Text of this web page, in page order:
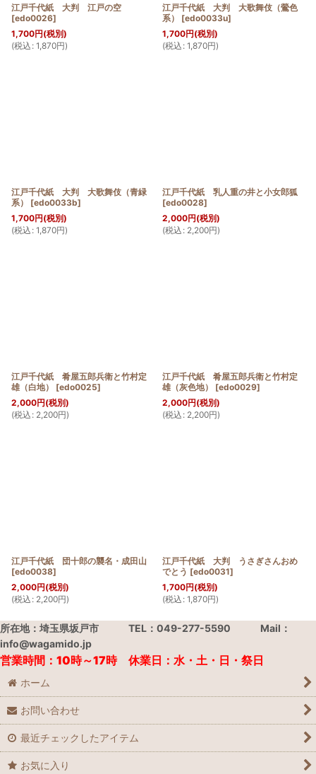
江戸千代紙 大判 江戸の空
[edo0026]
1,700円(税別)
(税込 : 1,870円)
江戸千代紙 大判 大歌舞伎（鶯色
系）
[edo0033u]
1,700円(税別)
(税込 : 1,870円)
江戸千代紙 大判 大歌舞伎（青緑
系）
[edo0033b]
1,700円(税別)
(税込 : 1,870円)
江戸千代紙 乳人重の井と小女郎狐
[edo0028]
2,000円(税別)
(税込 : 2,200円)
江戸千代紙 肴屋五郎兵衛と竹村定
雄（白地）
[edo0025]
2,000円(税別)
(税込 : 2,200円)
江戸千代紙 肴屋五郎兵衛と竹村定
雄（灰色地）
[edo0029]
2,000円(税別)
(税込 : 2,200円)
江戸千代紙 団十郎の襲名・成田山
[edo0038]
2,000円(税別)
(税込 : 2,200円)
江戸千代紙 大判 うさぎさんおめ
でとう [edo0031]
1,700円(税別)
(税込 : 1,870円)
所在地：埼玉県坂戸市 TEL：049-277-5590 Mail：
info@wagamido.jp
営業時間：10時～17時 休業日：水・土・日・祭日
ホーム
お問い合わせ
最近チェックしたアイテム
お気に入り